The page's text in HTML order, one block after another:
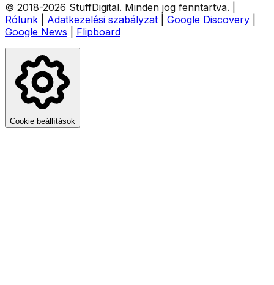
© 2018-2026 StuffDigital. Minden jog fenntartva.
Rólunk
Adatkezelési szabályzat Google Discovery
Google News
Flipboard
Cookie beállítások